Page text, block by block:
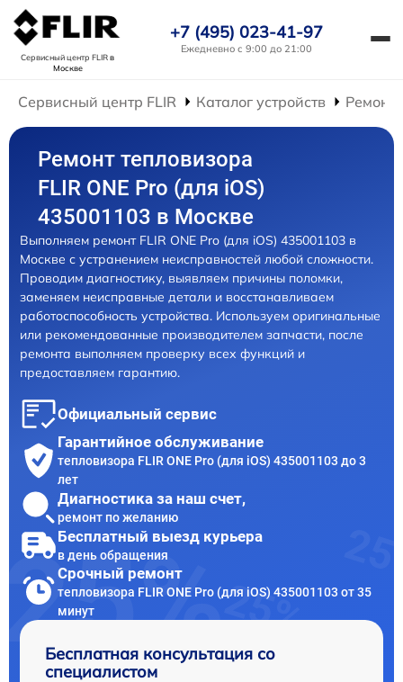
Сервисный центр FLIRв
Москве
+7 (495) 023-41-97
Ежедневно с 9:00 до 21:00
Сервисный центр FLIR Каталог устройств Ремонт
Ремонт тепловизора
FLIR ONE Pro (для iOS)
435001103 в Москве
Выполняем ремонт FLIR ONE Pro (для iOS) 435001103 в
Москве с устранением неисправностей любой сложности.
Проводим диагностику, выявляем причины поломки,
заменяем неисправные детали и восстанавливаем
работоспособность устройства. Используем оригинальные
или рекомендованные производителем запчасти, после
ремонта выполняем проверку всех функций и
предоставляем гарантию.
Официальный сервис
Гарантийное обслуживание
тепловизора FLIR ONE Pro (для iOS) 435001103 до 3
лет
Диагностика за наш счет,
ремонт по желанию
Бесплатный выезд курьера
в день обращения
Срочный ремонт
тепловизора FLIR ONE Pro (для iOS) 435001103 от 35
минут
Бесплатная консультация со
специалистом